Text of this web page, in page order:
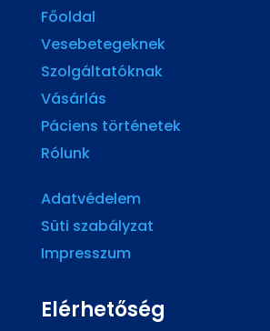
Főoldal
Vesebetegeknek
Szolgáltatóknak
Vásárlás
Páciens történetek
Rólunk
Adatvédelem
Süti szabályzat
Impresszum
Elérhetőség